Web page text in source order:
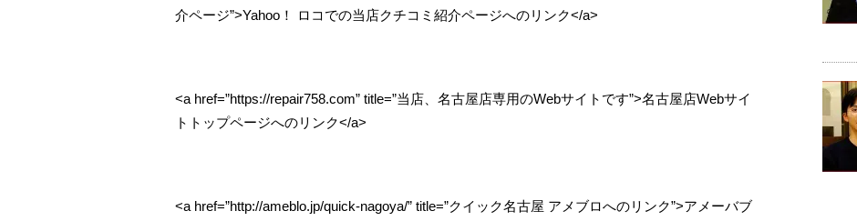
介ページ”>Yahoo！ ロコでの当店クチコミ紹介ページへのリンク</a>
<a href=”https://repair758.com” title=”当店、名古屋店専用のWebサイトです”>名古屋店Webサイ
トトップページへのリンク</a>
<a href=”http://ameblo.jp/quick-nagoya/” title=”クイック名古屋 アメブロへのリンク”>アメーバブ